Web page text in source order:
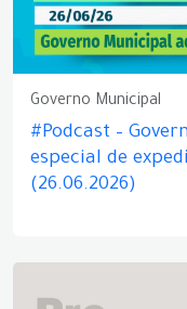
Governo Municipal
#Podcast –
especial de
(26.06.2026)